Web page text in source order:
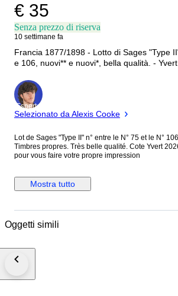
€ 35
Senza prezzo di riserva
10 settimane fa
Francia 1877/1898 - Lotto di Sages "Type
e 106, nuovi** e nuovi*, bella qualità. - Yvert
Esperto
Selezionato da Alexis Cooke
Lot de Sages "Type II" n° entre le N° 75 et le N°
Timbres propres. Très belle qualité. Cote Yvert 2026 : 324 € Voir photos
pour vous faire votre propre impression
Mostra tutto
Oggetti simili